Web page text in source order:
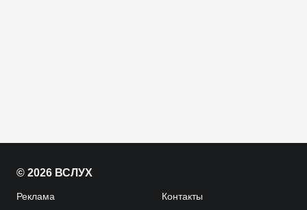
© 2026 ВСЛУХ
Реклама Контакты